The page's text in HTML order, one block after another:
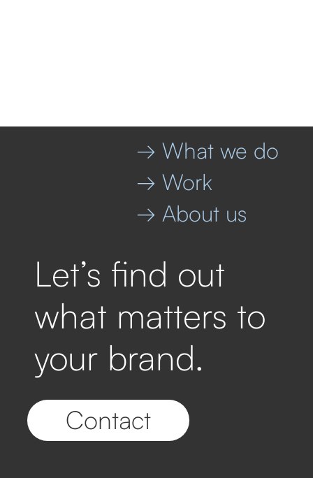
Let’s find out
what matters to
your brand.
Contact
→ What we do
→ Work
→ About us